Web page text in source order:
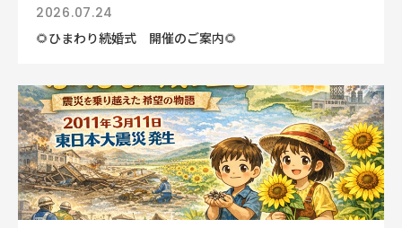
2026.07.24
🌻ひまわり続婚式 開催のご案内🌻